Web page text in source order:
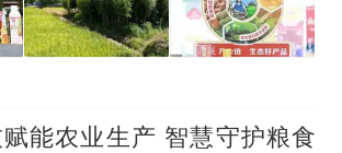
能农业生产 智慧守护粮食